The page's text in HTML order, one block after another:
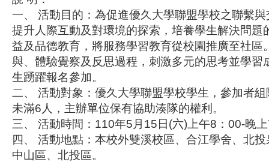
一、 活動目的：為促進優久大學聯盟學校之聯繫
提升人際互動及對環境的探索，培養學生解決問題
益及品德教育，將服務學習教育從校園推廣至社區
與、體驗覺察及反思過程，刺激多元的思考並學習
生踴躍報名參加。
二、 活動對象：優久大學聯盟學校學生，參加者
未滿6人，主辦單位保有協助湊隊的權利。
三、 活動時間：110年5月15日(六)上午8：00-晚
四、 活動地點：本校外雙溪校區、合江學舍、北
中山區、北投區。